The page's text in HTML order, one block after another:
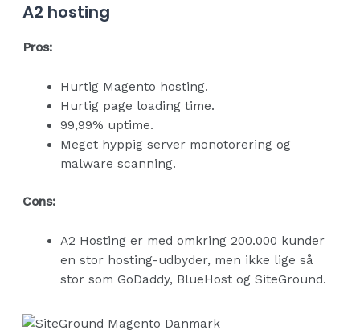
A2 hosting
Pros:
Hurtig Magento hosting.
Hurtig page loading time.
99,99% uptime.
Meget hyppig server monotorering og
malware scanning.
Cons:
A2 Hosting er med omkring 200.000 kunder
en stor hosting-udbyder, men ikke lige så
stor som GoDaddy, BlueHost og SiteGround.